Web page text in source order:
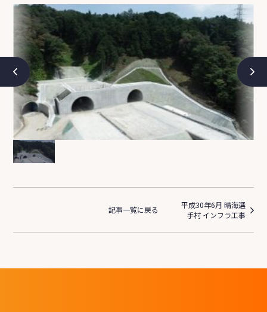
記事一覧に戻る
平成30年6月 晴海選
手村 インフラ工事